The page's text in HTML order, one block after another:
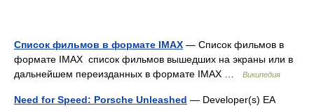
Список фильмов в формате IMAX — Список фильмов в
формате IMAX список фильмов вышедших на экраны или в
дальнейшем переизданных в формате IMAX …
Википедия
Need for Speed: Porsche Unleashed — Developer(s) EA